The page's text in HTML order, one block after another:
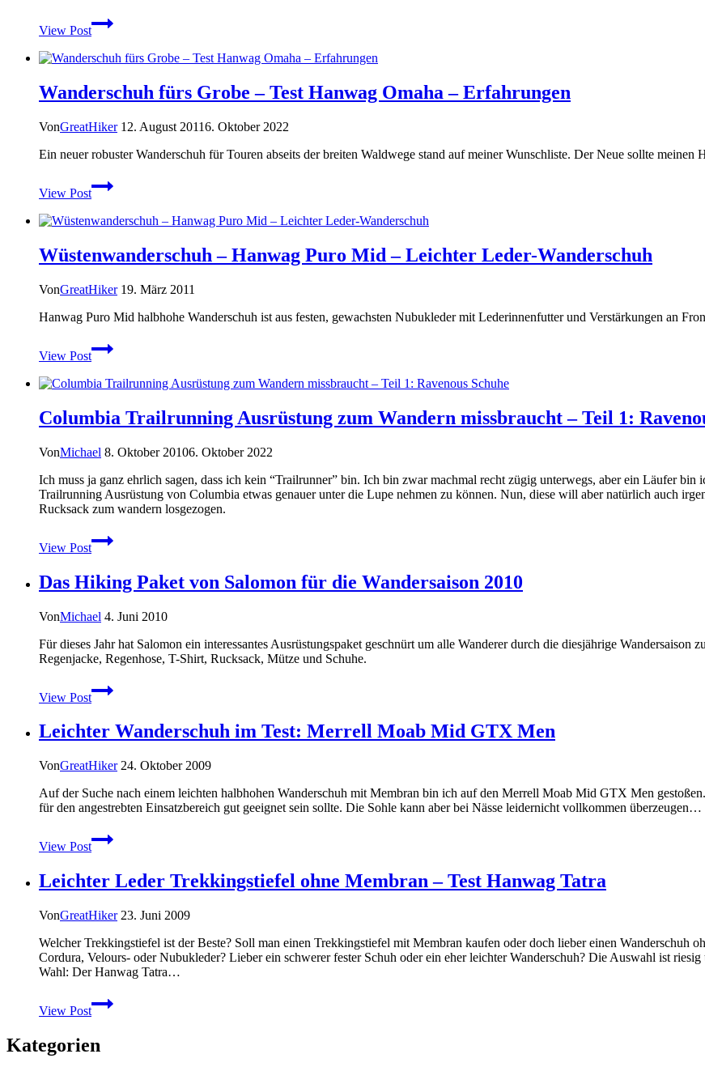
View Post
Vorstellung:
Mizuno
Musha
Damen-
Laufschuh
Wanderschuh fürs Grobe – Test Hanwag Omaha – Erfahrungen
VonGreatHiker 12. August 20116. Oktober 2022
Ein neuer robuster Wanderschuh für Touren abseits der breiten Waldwege stand auf meiner Wunschliste. Der Neue sollte meinen
View Post
Wanderschuh
fürs
–
Hanwag
Omaha
–
Erfahrungen
Wüstenwanderschuh – Hanwag Puro Mid – Leichter Leder-Wanderschuh
VonGreatHiker 19. März 2011
Hanwag Puro Mid halbhohe Wanderschuh ist aus festen, gewachsten Nubukleder mit Lederinnenfutter und Verstärkungen an
View Post
Wüstenwanderschuh
–
Puro
–
Leichter
Leder-
Wanderschuh
Columbia Trailrunning Ausrüstung zum Wandern missbraucht – Teil 1:
VonMichael 8. Oktober 20106. Oktober 2022
Ich muss ja ganz ehrlich sagen, dass ich kein “Trailrunner” bin. Ich bin zwar machmal recht zügig unterwegs, aber ein Läufer
Trailrunning Ausrüstung von Columbia etwas genauer unter die Lupe nehmen zu können. Nun, diese will aber natürlich auch
Rucksack zum wandern losgezogen.
View Post
Columbia
Trailrunning
zum
Wandern
–
Teil
1:
Ravenous
Das Hiking Paket von Salomon für die Wandersaison 2010
VonMichael 4. Juni 2010
Für dieses Jahr hat Salomon ein interessantes Ausrüstungspaket geschnürt um alle Wanderer durch die diesjährige
Regenjacke, Regenhose, T-Shirt, Rucksack, Mütze und Schuhe.
View Post
Das
Hiking
von
Salomon
für
die
Wandersaison
2010
Leichter Wanderschuh im Test: Merrell Moab Mid GTX Men
VonGreatHiker 24. Oktober 2009
Auf der Suche nach einem leichten halbhohen Wanderschuh mit Membran bin ich auf den Merrell Moab Mid GTX Men
für den angestrebten Einsatzbereich gut geeignet sein sollte. Die Sohle kann aber bei Nässe leidernicht vollkommen überzeugen…
View Post
Leichter
Wanderschuh
Test:
Merrell
Mid
GTX
Men
Leichter Leder Trekkingstiefel ohne Membran – Test Hanwag Tatra
VonGreatHiker 23. Juni 2009
Welcher Trekkingstiefel ist der Beste? Soll man einen Trekkingstiefel mit Membran kaufen oder doch lieber einen Wanderschuh
Cordura, Velours- oder Nubukleder? Lieber ein schwerer fester Schuh oder ein eher leichter Wanderschuh? Die Auswahl ist
Wahl: Der Hanwag Tatra…
View Post
Leichter
Leder
ohne
Kategorien